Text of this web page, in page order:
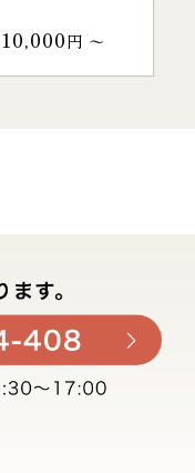
10,000円 〜